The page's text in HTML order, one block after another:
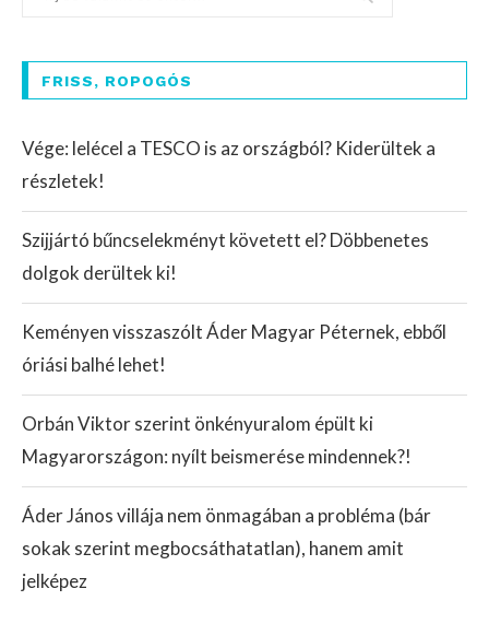
FRISS, ROPOGÓS
Vége: lelécel a TESCO is az országból? Kiderültek a
részletek!
Szijjártó bűncselekményt követett el? Döbbenetes
dolgok derültek ki!
Keményen visszaszólt Áder Magyar Péternek, ebből
óriási balhé lehet!
Orbán Viktor szerint önkényuralom épült ki
Magyarországon: nyílt beismerése mindennek?!
Áder János villája nem önmagában a probléma (bár
sokak szerint megbocsáthatatlan), hanem amit
jelképez